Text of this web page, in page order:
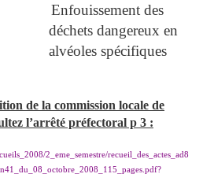
Enfouissement des
déchets dangereux en
alvéoles spécifiques
de la commission locale de
l’arrêté préfectoral p 3 :
2_eme_semestre/recueil_des_actes_ad8